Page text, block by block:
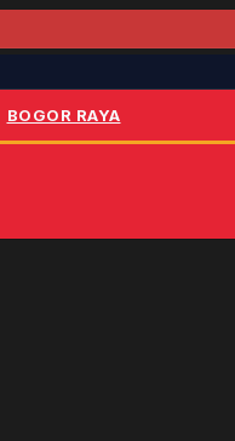
BOGOR RAYA